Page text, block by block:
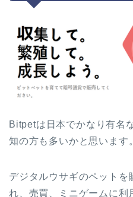
Bitpetは日本でかなり有名
知の方も多いかと思います。
デジタルウサギのペットを
れ、売買、ミニゲームに利